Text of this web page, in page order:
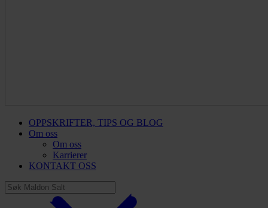
OPPSKRIFTER, TIPS OG BLOG
Om oss
Om oss
Karrierer
KONTAKT OSS